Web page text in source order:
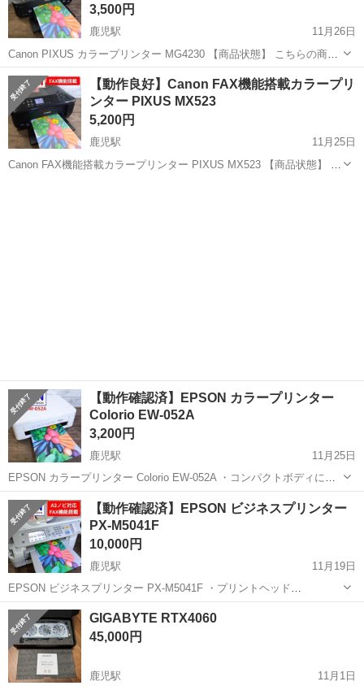
3,500円
鹿児駅
11月26日
Canon PIXUS カラープリンター MG4230 【商品状態】 こちらの商品
は中古品です ✅ 使用に伴う細かいキズは御座いますが全体的に概ねキ
レイな状態かと思います ✅ 印刷結果に関しましては、画像5枚目をご
参照...
高知 南国市 鹿児駅 プリンター Canon
【動作良好】Canon FAX機能搭載カラープリ
ンター PIXUS MX523
5,200円
鹿児駅
11月25日
Canon FAX機能搭載カラープリンター PIXUS MX523 【商品状態】 こ
【動作確認済】EPSON カラープリンター
Colorio EW-052A
3,200円
鹿児駅
11月25日
EPSON カラープリンター Colorio EW-052A ・コンパクトボディに必
要な基本機能を搭載した、A4・コピー・スキャン対応プリンター。直
感的な操作で使いこなせるシンプルモデル ・無線LANに対応し置き場
所を選...
高知 南国市 鹿児駅 プリンター EPSON
【動作確認済】EPSON ビジネスプリンター
PX-M5041F
10,000円
鹿児駅
11月19日
EPSON ビジネスプリンター PX-M5041F ・プリントヘッド
「PrecisionCore」搭載で高速・高画質を実現した、A3ノビ対応ビジネ
スインクジェットプリンター ・同一回線でFAXと電話の自動切り替え
が可能...
高知 南国市
GIGABYTE RTX4060
45,000円
鹿児駅
11月1日